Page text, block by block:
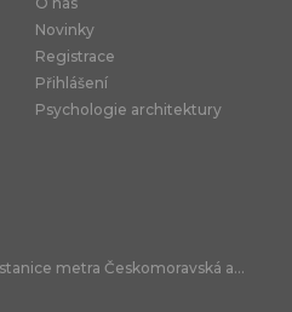
Novinky
Registrace
Přihlášení
Psychologie architektury
metra Českomoravská a...